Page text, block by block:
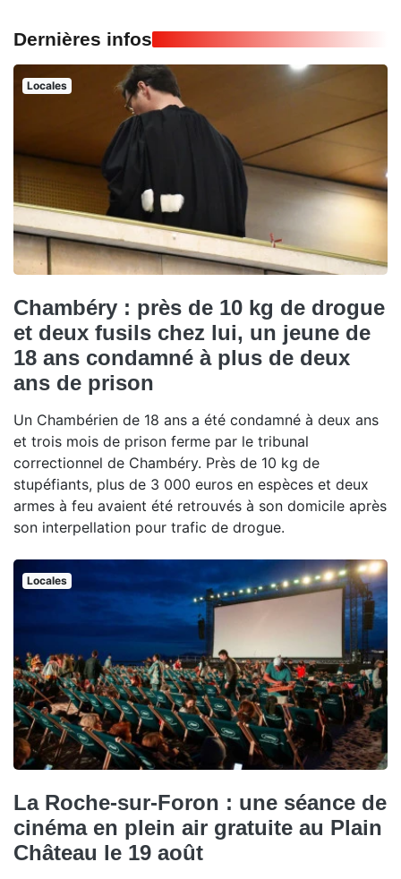
Dernières infos
Locales
Chambéry : près de 10 kg de drogue
et deux fusils chez lui, un jeune de
18 ans condamné à plus de deux
ans de prison
Un Chambérien de 18 ans a été condamné à deux ans
et trois mois de prison ferme par le tribunal
correctionnel de Chambéry. Près de 10 kg de
stupéfiants, plus de 3 000 euros en espèces et deux
armes à feu avaient été retrouvés à son domicile après
son interpellation pour trafic de drogue.
Locales
La Roche-sur-Foron : une séance de
cinéma en plein air gratuite au Plain
Château le 19 août